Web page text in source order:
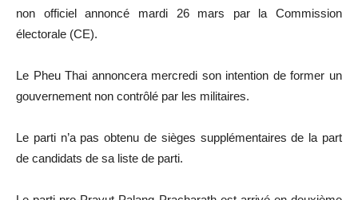
non officiel annoncé mardi 26 mars par la Commission
électorale (CE).
Le Pheu Thai annoncera mercredi son intention de former un
gouvernement non contrôlé par les militaires.
Le parti n’a pas obtenu de sièges supplémentaires de la part
de candidats de sa liste de parti.